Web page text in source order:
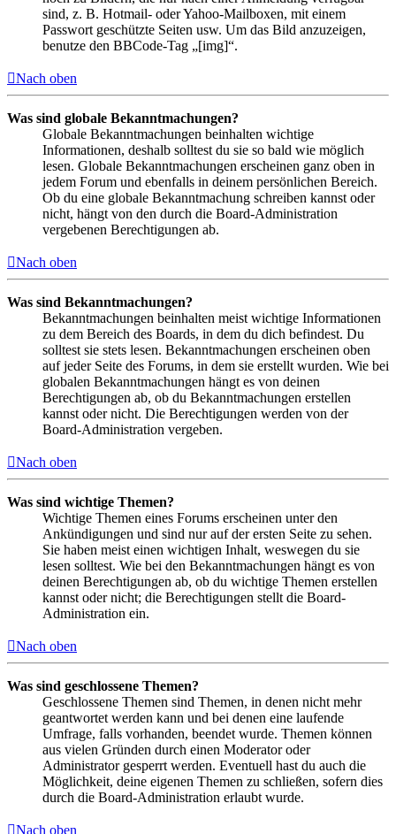
sind, z. B. Hotmail- oder Yahoo-Mailboxen, mit einem
Passwort geschützte Seiten usw. Um das Bild anzuzeigen,
benutze den BBCode-Tag „[img]“.
Nach oben
Was sind globale Bekanntmachungen?
Globale Bekanntmachungen beinhalten wichtige
Informationen, deshalb solltest du sie so bald wie möglich
lesen. Globale Bekanntmachungen erscheinen ganz oben in
jedem Forum und ebenfalls in deinem persönlichen Bereich.
Ob du eine globale Bekanntmachung schreiben kannst oder
nicht, hängt von den durch die Board-Administration
vergebenen Berechtigungen ab.
Nach oben
Was sind Bekanntmachungen?
Bekanntmachungen beinhalten meist wichtige Informationen
zu dem Bereich des Boards, in dem du dich befindest. Du
solltest sie stets lesen. Bekanntmachungen erscheinen oben
auf jeder Seite des Forums, in dem sie erstellt wurden. Wie bei
globalen Bekanntmachungen hängt es von deinen
Berechtigungen ab, ob du Bekanntmachungen erstellen
kannst oder nicht. Die Berechtigungen werden von der
Board-Administration vergeben.
Nach oben
Was sind wichtige Themen?
Wichtige Themen eines Forums erscheinen unter den
Ankündigungen und sind nur auf der ersten Seite zu sehen.
Sie haben meist einen wichtigen Inhalt, weswegen du sie
lesen solltest. Wie bei den Bekanntmachungen hängt es von
deinen Berechtigungen ab, ob du wichtige Themen erstellen
kannst oder nicht; die Berechtigungen stellt die Board-
Administration ein.
Nach oben
Was sind geschlossene Themen?
Geschlossene Themen sind Themen, in denen nicht mehr
geantwortet werden kann und bei denen eine laufende
Umfrage, falls vorhanden, beendet wurde. Themen können
aus vielen Gründen durch einen Moderator oder
Administrator gesperrt werden. Eventuell hast du auch die
Möglichkeit, deine eigenen Themen zu schließen, sofern dies
durch die Board-Administration erlaubt wurde.
Nach oben